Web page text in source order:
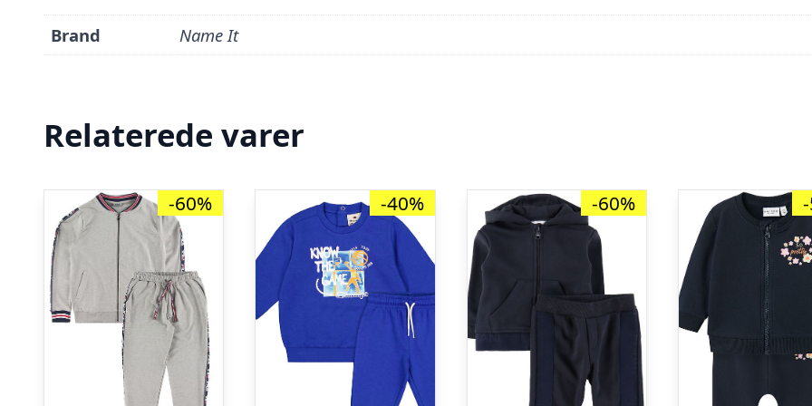
Brand Name It
Relaterede varer
-60% -40% -60%